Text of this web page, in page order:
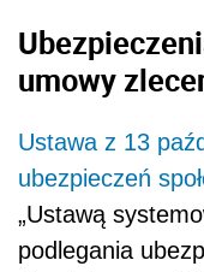
umowy
Ustawa z 13
ubezpieczeń
„Ustawą
podlegania